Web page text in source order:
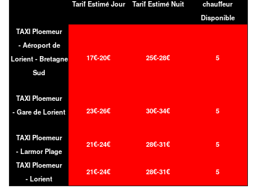
Tarif Estimé Jour Tarif Estimé Nuit
chauffeur
Disponible
TAXI Ploemeur
- Aéroport de
Lorient - Bretagne
Sud
17€-20€ 25€-28€ 5
TAXI Ploemeur
- Gare de Lorient
23€-26€ 30€-34€ 5
TAXI Ploemeur
- Larmor Plage
21€-24€ 28€-31€ 5
TAXI Ploemeur
- Lorient
21€-24€ 28€-31€ 5